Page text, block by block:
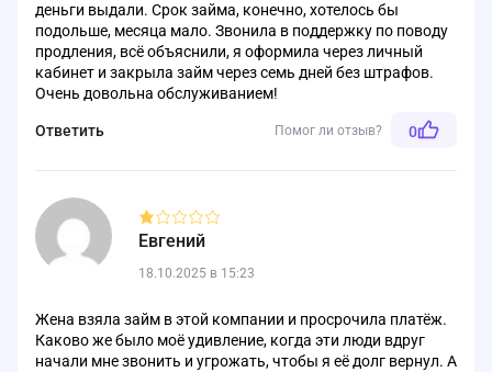
деньги выдали. Срок займа, конечно, хотелось бы
подольше, месяца мало. Звонила в поддержку по поводу
продления, всё объяснили, я оформила через личный
кабинет и закрыла займ через семь дней без штрафов.
Очень довольна обслуживанием!
Ответить Помог ли отзыв? 0
Евгений
18.10.2025 в 15:23
Жена взяла займ в этой компании и просрочила платёж.
Каково же было моё удивление, когда эти люди вдруг
начали мне звонить и угрожать, чтобы я её долг вернул. А